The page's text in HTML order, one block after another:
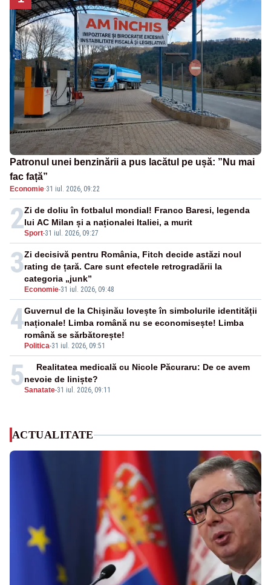
Patronul unei benzinării a pus lacătul pe ușă: ”Nu mai
fac față”
Economie·31 iul. 2026, 09:22
2Sport-31 iul. 2026, 09:27
Zi de doliu în fotbalul mondial! Franco Baresi, legenda
lui AC Milan și a naționalei Italiei, a murit
3
Economie-31 iul. 2026, 09:48
Zi decisivă pentru România, Fitch decide astăzi noul
rating de țară. Care sunt efectele retrogradării la
categoria „junk”
4
Politica-31 iul. 2026, 09:51
Guvernul de la Chișinău lovește în simbolurile identității
naționale! Limba română nu se economisește! Limba
română se sărbătorește!
5Sanatate-31 iul. 2026, 09:11
Realitatea medicală cu Nicole Păcuraru: De ce avem
nevoie de liniște?
ACTUALITATE